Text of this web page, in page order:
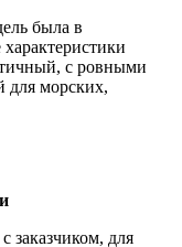
была в
с ровными
для морских,
заказчиком, для